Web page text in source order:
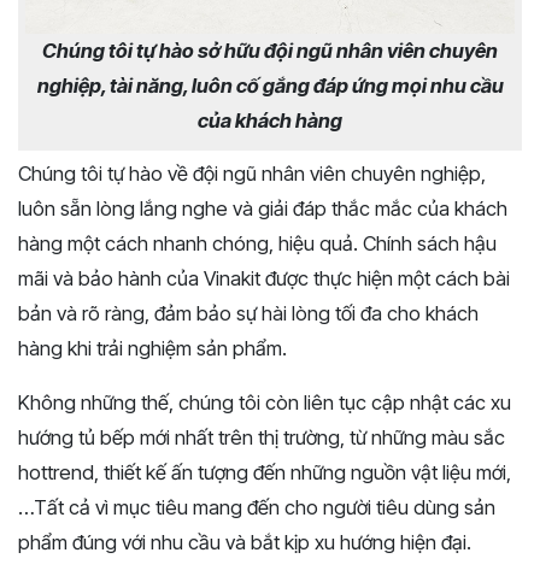
Chúng tôi tự hào sở hữu đội ngũ nhân viên chuyên
nghiệp, tài năng, luôn cố gắng đáp ứng mọi nhu cầu
của khách hàng
Chúng tôi tự hào về đội ngũ nhân viên chuyên nghiệp,
luôn sẵn lòng lắng nghe và giải đáp thắc mắc của khách
hàng một cách nhanh chóng, hiệu quả. Chính sách hậu
mãi và bảo hành của Vinakit được thực hiện một cách bài
bản và rõ ràng, đảm bảo sự hài lòng tối đa cho khách
hàng khi trải nghiệm sản phẩm.
Không những thế, chúng tôi còn liên tục cập nhật các xu
hướng tủ bếp mới nhất trên thị trường, từ những màu sắc
hottrend, thiết kế ấn tượng đến những nguồn vật liệu mới,
…Tất cả vì mục tiêu mang đến cho người tiêu dùng sản
phẩm đúng với nhu cầu và bắt kịp xu hướng hiện đại.